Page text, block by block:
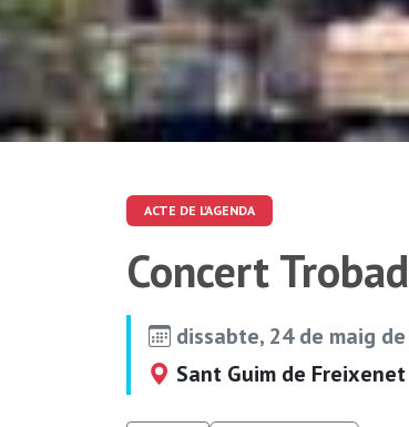
ACTE DE L'AGENDA
Concert
dissabte, 24 de maig
Sant Guim de Freixenet